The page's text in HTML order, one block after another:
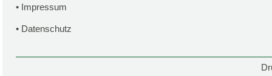
• Impressum
• Datenschutz